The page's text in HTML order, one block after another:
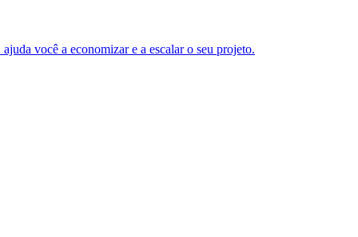
você a economizar e a escalar o seu projeto.